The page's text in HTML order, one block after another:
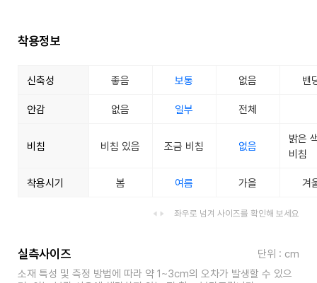
착용정보
신축성 좋음 보통 없음 밴
안감 없음 일부 전체
비침 비침 있음 조금 비침 없음
밝은
비침
착용시기 봄 여름 가을 겨
좌우로 넘겨 사이즈를 확인해 보세요
실측사이즈
단위 : cm
소재 특성 및 측정 방법에 따라 약 1~3cm의 오차가 발생할 수 있으